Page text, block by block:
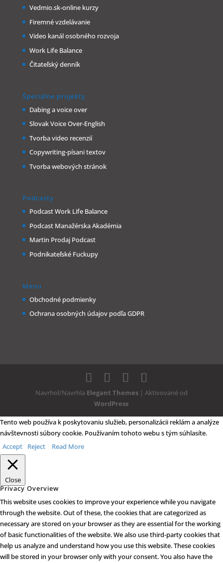
Vedmio.sk-online kurzy
Firemné vzdelávanie
Video kanál osobného rozvoja
Work Life Balance
Čitateľský denník
Špeciálne projekty
Dabing a voice over
Slovak Voice Over-English
Tvorba video recenzií
Copywriting-písani textov
Tvorba webových stránok
Podcasty
Podcast Work Life Balance
Podcast Manažérska Akadémia
Martin Prodaj Podcast
Podnikateľské Fuckupy
Menu
Obchodné podmienky
Ochrana osobných údajov podľa GDPR
Navrhol/Navrhla Elegant Themes| Aktivované od
WordPress
Tento web používa k poskytovaniu služieb, personalizácii reklám a analýze
návštevnosti súbory cookie. Používaním tohoto webu s tým súhlasíte.
Accept
Reject Read More
Close
Privacy Overview
This website uses cookies to improve your experience while you navigate
through the website. Out of these, the cookies that are categorized as
necessary are stored on your browser as they are essential for the working
of basic functionalities of the website. We also use third-party cookies that
help us analyze and understand how you use this website. These cookies
will be stored in your browser only with your consent. You also have the